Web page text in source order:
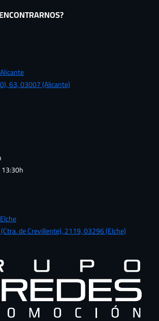
63, 03007 (Alicante)
de Crevillente), 2119, 03296 (Elche)